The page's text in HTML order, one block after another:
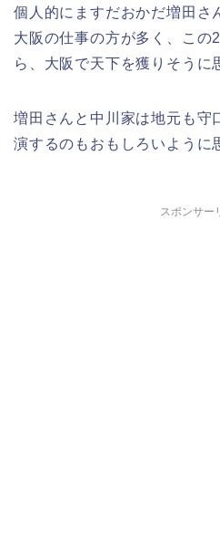
個人的にますだおかだ増田さ
大阪の仕事の方が多く、この
ら、大阪で天下を獲りそうに
増田さんと中川家は地元も守
演するのもおもしろいように
スポンサー